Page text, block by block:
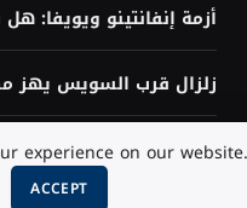
أزمة إنفانتينو ويويفا:
زلزال قرب السويس يهز
هل تحتاج إلى البرمجة
experience on our website.
ACCEPT